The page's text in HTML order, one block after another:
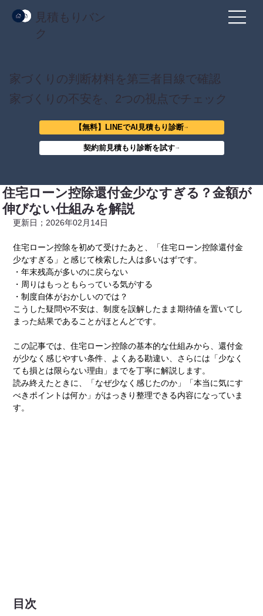
見積もりバン
ク
家づくりの判断材料を第三者目線で確認
家づくりの不安を、2つの視点でチェック
【無料】LINEでAI見積もり診断
契約前見積もり診断を試す
住宅ローン控除還付金少なすぎる？金額が
伸びない仕組みを解説
更新日；2026年02月14日
住宅ローン控除を初めて受けたあと、「住宅ローン控除還付金
少なすぎる」と感じて検索した人は多いはずです。
・年末残高が多いのに戻らない
・周りはもっともらっている気がする
・制度自体がおかしいのでは？
こうした疑問や不安は、制度を誤解したまま期待値を置いてし
まった結果であることがほとんどです。
この記事では、住宅ローン控除の基本的な仕組みから、還付金
が少なく感じやすい条件、よくある勘違い、さらには「少なく
ても損とは限らない理由」までを丁寧に解説します。
読み終えたときに、「なぜ少なく感じたのか」「本当に気にす
べきポイントは何か」がはっきり整理できる内容になっていま
す。
目次